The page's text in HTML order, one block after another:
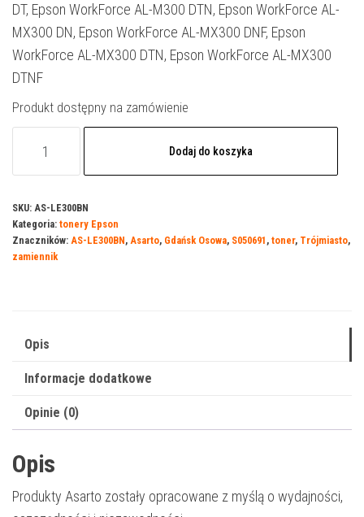
DT, Epson WorkForce AL-M300 DTN, Epson WorkForce AL-
MX300 DN, Epson WorkForce AL-MX300 DNF, Epson
WorkForce AL-MX300 DTN, Epson WorkForce AL-MX300
DTNF
Produkt dostępny na zamówienie
do
Epson
300BN
10000
black
Dodaj do koszyka
SKU: AS-LE300BN
Kategoria: tonery Epson
Znaczników: AS-LE300BN, Asarto, Gdańsk Osowa, S050691 , toner, Trójmiasto,
zamiennik
Opis
Informacje dodatkowe
Opinie (0)
Opis
Produkty Asarto zostały opracowane z myślą o wydajności,